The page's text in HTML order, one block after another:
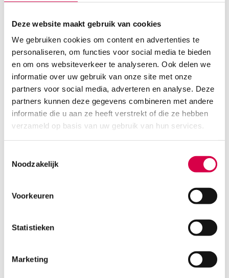
Deze website maakt gebruik van cookies
We gebruiken cookies om content en advertenties te
personaliseren, om functies voor social media te bieden
en om ons websiteverkeer te analyseren. Ook delen we
informatie over uw gebruik van onze site met onze
partners voor social media, adverteren en analyse. Deze
partners kunnen deze gegevens combineren met andere
informatie die u aan ze heeft verstrekt of die ze hebben
verzameld op basis van uw gebruik van hun services.
Noodzakelijk
Voorkeuren
Statistieken
Marketing
Mollelast haft cohesief fixatiewindsel, 10cm x
20m, latexvrij (1)
LOHMANN
1 stuk, 10cm x 20m, wit
6.12